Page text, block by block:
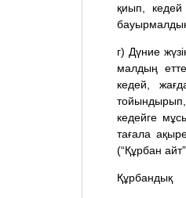
қиып,
г) Дүние
малдың
кедей,
тойындырып,
кедейге
тағала
(“Құрбан
Құрбандық